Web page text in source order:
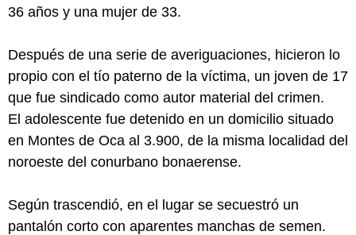
36 años y una mujer de 33.
Después de una serie de averiguaciones, hicieron lo
propio con el tío paterno de la víctima, un joven de 17
que fue sindicado como autor material del crimen.
El adolescente fue detenido en un domicilio situado
en Montes de Oca al 3.900, de la misma localidad del
noroeste del conurbano bonaerense.
Según trascendió, en el lugar se secuestró un
pantalón corto con aparentes manchas de semen.